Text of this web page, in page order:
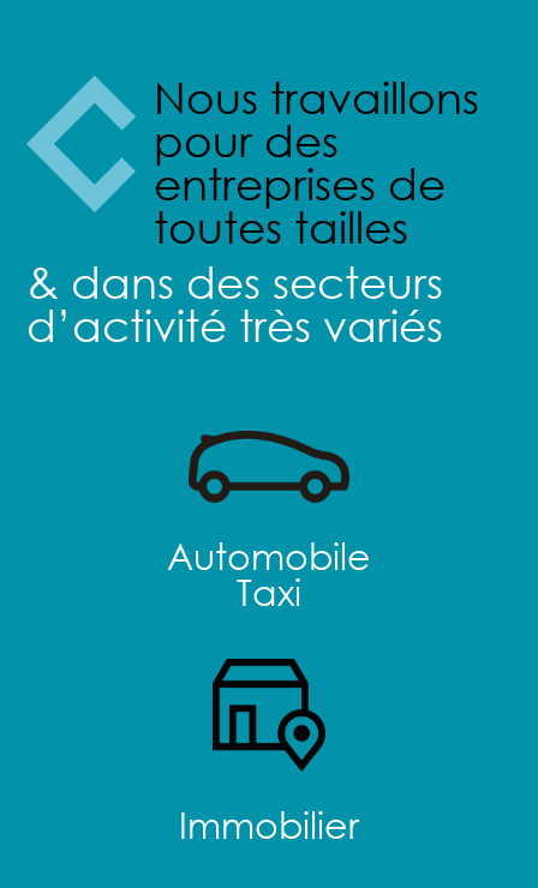
Nous travaillons
pour des
entreprises de
toutes tailles
& dans des secteurs
d’activité très variés
Automobile
Taxi
Immobilier